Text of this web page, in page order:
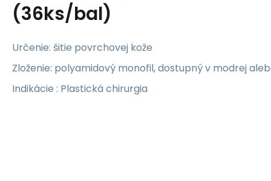
(36ks/bal)
Určenie: šitie povrchovej kože
Zloženie: polyamidový monofil, dostupný v modrej
Indikácie : Plastická chirurgia